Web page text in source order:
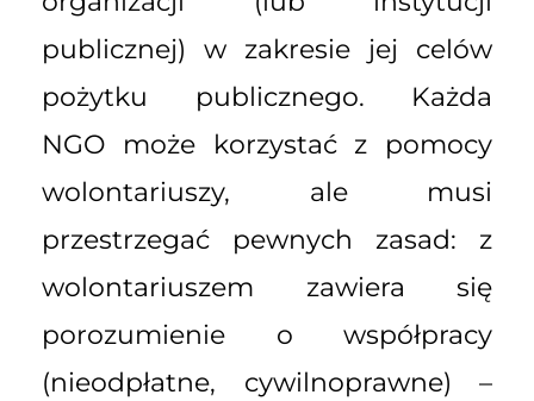
publicznej) w zakresie jej celów
pożytku publicznego. Każda
NGO może korzystać z pomocy
wolontariuszy, ale musi
przestrzegać pewnych zasad: z
wolontariuszem zawiera się
porozumienie o współpracy
(nieodpłatne, cywilnoprawne) –